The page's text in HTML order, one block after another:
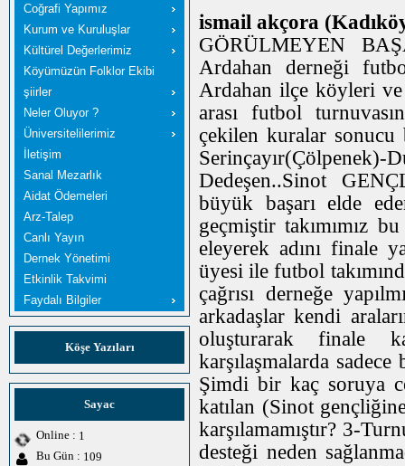
Coğrafi Yapımız
Kurum ve Kuruluşlar
Kültürel Değerlerimiz
Köyümüzün Folklor Ekibi
şiirler
Neler Oluyor ?
Üniversitelilerimiz
İletişim
Sanal Mezarlık
Aidat Ödemeleri
Arz-Talep
Canlı Yayın
Dernek Yönetimi
Etkinlik Takvimi
Faydalı Bilgiler
Köşe Yazıları
Sayac
Online : 1
Bu Gün : 109
ismail akçora
GÖRÜLMEYEN
Ardahan derneği
Ardahan ilçe köyleri
arası futbol
çekilen kuralar
Dedeşen..Sinot
büyük başarı elde
geçmiştir takımımız
eleyerek adını finale
üyesi ile futbol
çağrısı derneğe
arkadaşlar kendi
oluşturarak finale
karşılaşmalarda
Şimdi bir kaç soruya
katılan (Sinot
karşılamamıştır? 3-
desteği neden